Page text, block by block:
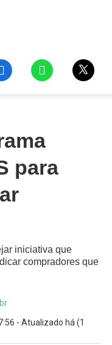
para
iniciativa que
compradores que
- Atualizado há (1